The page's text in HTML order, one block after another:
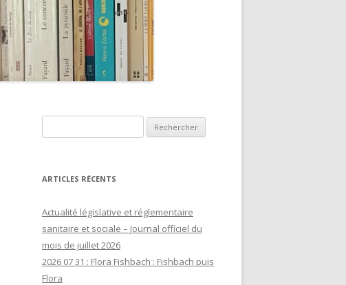
MON PARCOURS
ARTICLES RÉCENTS
Actualité législative et réglementaire
sanitaire et sociale – Journal officiel du
mois de juillet 2026
2026 07 31 : Flora Fishbach : Fishbach puis
Flora